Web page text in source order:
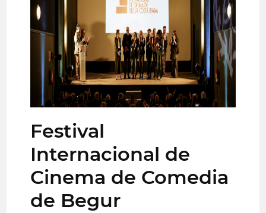
Festival
Internacional de
Cinema de Comedia
de Begur